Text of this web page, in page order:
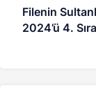
Filenin
2024’ü 4.